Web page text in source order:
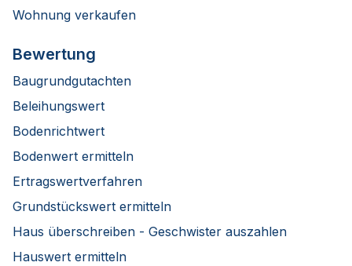
Wohnung verkaufen
Bewertung
Baugrundgutachten
Beleihungswert
Bodenrichtwert
Bodenwert ermitteln
Ertragswertverfahren
Grundstückswert ermitteln
Haus überschreiben - Geschwister auszahlen
Hauswert ermitteln